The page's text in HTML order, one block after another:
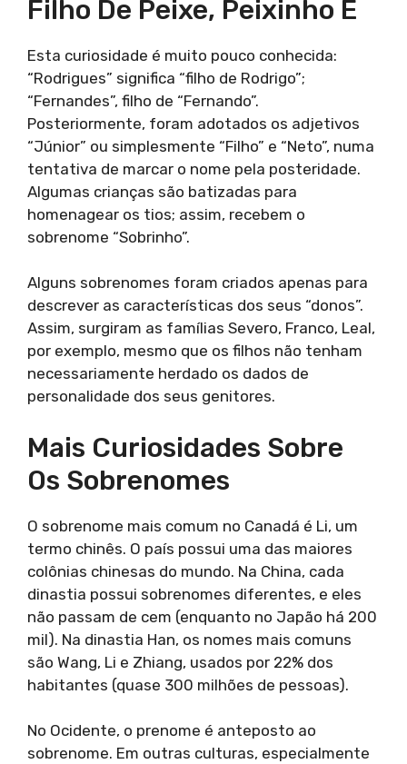
Filho De Peixe, Peixinho É
Esta curiosidade é muito pouco conhecida:
“Rodrigues” significa “filho de Rodrigo”;
“Fernandes”, filho de “Fernando”.
Posteriormente, foram adotados os adjetivos
“Júnior” ou simplesmente “Filho” e “Neto”, numa
tentativa de marcar o nome pela posteridade.
Algumas crianças são batizadas para
homenagear os tios; assim, recebem o
sobrenome “Sobrinho”.
Alguns sobrenomes foram criados apenas para
descrever as características dos seus “donos”.
Assim, surgiram as famílias Severo, Franco, Leal,
por exemplo, mesmo que os filhos não tenham
necessariamente herdado os dados de
personalidade dos seus genitores.
Mais Curiosidades Sobre
Os Sobrenomes
O sobrenome mais comum no Canadá é Li, um
termo chinês. O país possui uma das maiores
colônias chinesas do mundo. Na China, cada
dinastia possui sobrenomes diferentes, e eles
não passam de cem (enquanto no Japão há 200
mil). Na dinastia Han, os nomes mais comuns
são Wang, Li e Zhiang, usados por 22% dos
habitantes (quase 300 milhões de pessoas).
No Ocidente, o prenome é anteposto ao
sobrenome. Em outras culturas, especialmente